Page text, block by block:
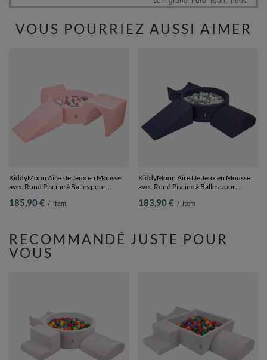
VOUS POURRIEZ AUSSI AIMER
KiddyMoon Aire De Jeux en Mousse
avec Rond Piscine à Balles pour
Piscine (200 Balles) + Version 2
185,90 € / item
KiddyMoon Aire De Jeux en Mousse
avec Rond Piscine à Balles pour
Piscine (200 Balles) + Version 4
183,90 € / item
RECOMMANDÉ JUSTE POUR
VOUS